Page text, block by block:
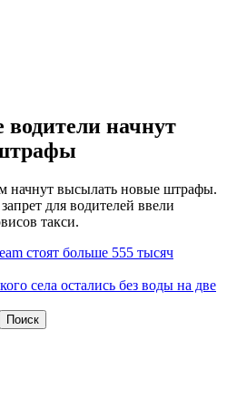
водители начнут
начнут высылать новые штрафы.
для водителей ввели
такси.
стоят больше 555 тысяч
села остались без воды на две